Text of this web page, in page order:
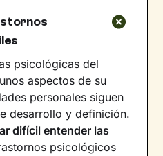
psicológicas del
aspectos de su
personales siguen
desarrollo y definición.
difícil entender las
psicológicos